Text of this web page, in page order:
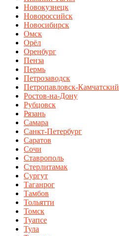
Новокузнецк
Новороссийск
Новосибирск
Омск
Орёл
Оренбург
Пенза
Пермь
Петрозаводск
Петропавловск-Камчатский
Ростов-на-Дону
Рубцовск
Рязань
Самара
Санкт-Петербург
Саратов
Сочи
Ставрополь
Стерлитамак
Сургут
Таганрог
Тамбов
Тольятти
Томск
Туапсе
Тула